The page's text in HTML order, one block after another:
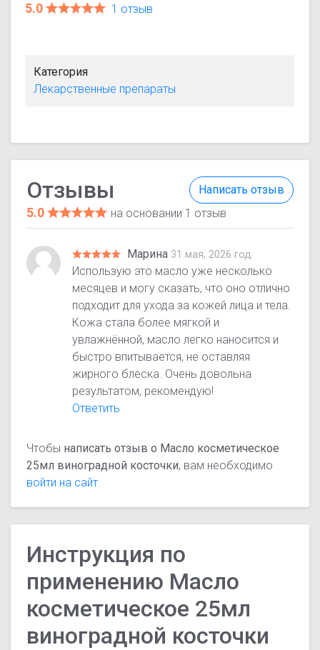
5.0 1 отзыв
Категория
Лекарственные препараты
Написать отзыв
Отзывы
5.0 на основании 1 отзыв
Марина 31 мая, 2026 год
Использую это масло уже несколько
месяцев и могу сказать, что оно отлично
подходит для ухода за кожей лица и тела.
Кожа стала более мягкой и
увлажнённой, масло легко наносится и
быстро впитывается, не оставляя
жирного блеска. Очень довольна
результатом, рекомендую!
Ответить
Чтобы написать отзыв о Масло косметическое
25мл виноградной косточки, вам необходимо
войти на сайт
Инструкция по
применению Масло
косметическое 25мл
виноградной косточки